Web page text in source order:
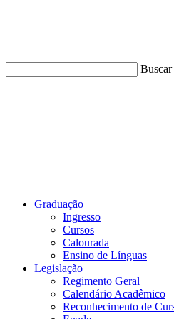
Graduação
Ingresso
Cursos
Calourada
Ensino de Línguas
Legislação
Regimento Geral
Calendário Acadêmico
Reconhecimento de